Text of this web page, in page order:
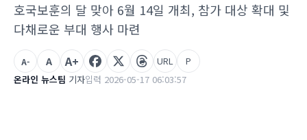
호국보훈의 달 맞아 6월 14일 개최, 참가 대상 확대 및
다채로운 부대 행사 마련
온라인 뉴스팀 기자입력 2026-05-17 06:03:57
A- A A+ URL P